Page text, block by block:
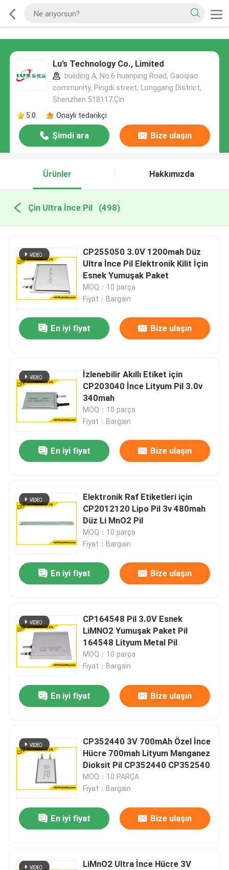
Lu’s Technology Co., Limited
building A, No.6 huanping Road, Gaoqiao
community, Pingdi street, Longgang District,
Shenzhen 518117,Çin
5.0
Onaylı tedarikçi
Şimdi ara Bize ulaşın
Ürünler Hakkımızda
Çin Ultra İnce Pil (498)
CP255050 3.0V 1200mah Düz
Ultra İnce Pil Elektronik Kilit İçin
Esnek Yumuşak Paket
MOQ：10 parça
Fiyat：Bargain
En iyi fiyat Bize ulaşın
İzlenebilir Akıllı Etiket için
CP203040 İnce Lityum Pil 3.0v
340mah
MOQ：10 parça
Fiyat：Bargain
En iyi fiyat Bize ulaşın
Elektronik Raf Etiketleri için
CP2012120 Lipo Pil 3v 480mah
Düz Li MnO2 Pil
MOQ：10 parça
Fiyat：Bargain
En iyi fiyat Bize ulaşın
CP164548 Pil 3.0V Esnek
LiMNO2 Yumuşak Paket Pil
164548 Lityum Metal Pil
MOQ：10 parça
Fiyat：Bargain
En iyi fiyat Bize ulaşın
CP352440 3V 700mAh Özel İnce
Hücre 700mah Lityum Manganez
Dioksit Pil CP352440 CP352540
MOQ：10 PARÇA
Fiyat：Bargain
En iyi fiyat Bize ulaşın
LiMnO2 Ultra İnce Hücre 3V